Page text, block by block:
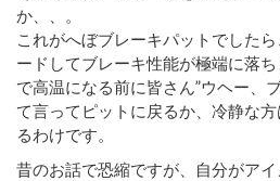
か、、。
これがへぼブレーキパットでした
ードしてブレーキ性能が極端に落
で高温になる前に皆さん”ウヘー、
て言ってピットに戻るか、冷静な
るわけです。
昔のお話で恐縮ですが、自分がア